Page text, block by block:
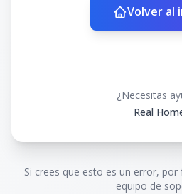
Volver al
¿Necesitas
Real
Si crees que esto es un error,
equipo de